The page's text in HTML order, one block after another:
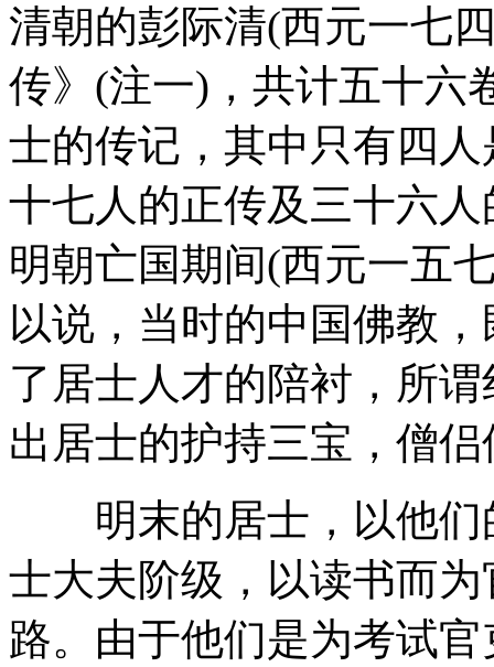
清朝的彭际清(西元一七
传》(注一)，共计五十六
士的传记，其中只有四
十七人的正传及三十六
明朝亡国期间(西元一五
以说，当时的中国佛教
了居士人才的陪衬，所
出居士的护持三宝，僧
明末的居士，以他们
士大夫阶级，以读书而
路。由于他们是为考试